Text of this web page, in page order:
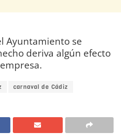
Ayuntamiento se
deriva algún efecto
carnaval de Cádiz